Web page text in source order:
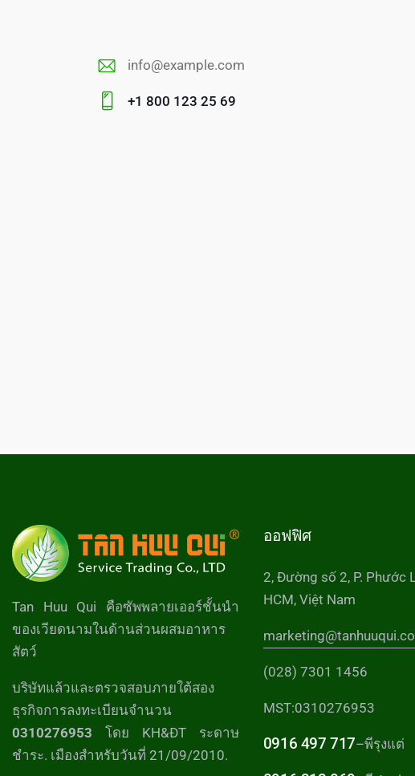
E-
m
info@example.com
+1 800 123 25 69
Tan Huu Qui คือซัพพลายเออร์ชั้นนำ
ของเวียดนามในด้านส่วนผสมอาหาร
สัตว์
บริษัทแล้วและตรวจสอบภายใต้สอง
ธุรกิจการลงทะเบียนจำนวน
0310276953 โดย KH&ĐT ระดาษ
ชำระ. เมืองสำหรับวันที่ 21/09/2010.
ออฟฟิศ
2, Đường số 2, P. Phước
HCM, Việt Nam
(028) 7301 1456
MST:0310276953
0916 497 717–พีรุงแต่